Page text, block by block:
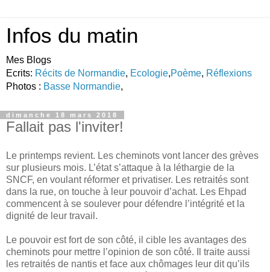
Infos du matin
Mes Blogs
Ecrits: Récits de Normandie, Ecologie,Poème, Réflexions
Photos : Basse Normandie,
dimanche 18 mars 2018
Fallait pas l'inviter!
Le printemps revient. Les cheminots vont lancer des grèves
sur plusieurs mois. L’état s’attaque à la léthargie de la
SNCF, en voulant réformer et privatiser. Les retraités sont
dans la rue, on touche à leur pouvoir d’achat. Les Ehpad
commencent à se soulever pour défendre l’intégrité et la
dignité de leur travail.
Le pouvoir est fort de son côté, il cible les avantages des
cheminots pour mettre l’opinion de son côté. Il traite aussi
les retraités de nantis et face aux chômages leur dit qu’ils